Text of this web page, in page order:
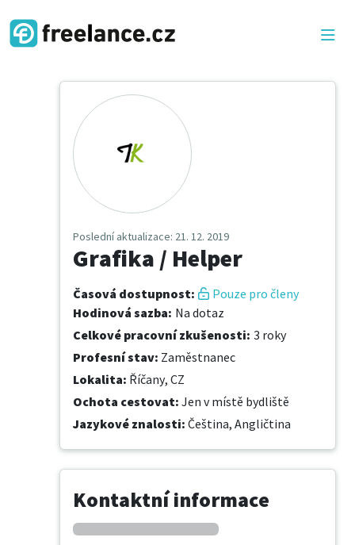
Poslední aktualizace: 21. 12. 2019
Grafika / Helper
Časová dostupnost:
Pouze pro členy
Hodinová sazba: Na dotaz
Celkové pracovní zkušenosti: 3 roky
Profesní stav: Zaměstnanec
Lokalita: Říčany, CZ
Ochota cestovat: Jen v místě bydliště
Jazykové znalosti: Čeština, Angličtina
Kontaktní informace